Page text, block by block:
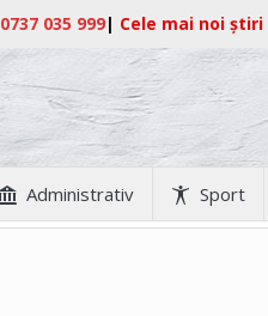
0737 035 999| Cele mai noi
Administrativ Sport